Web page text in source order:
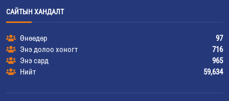
САЙТЫН ХАНДАЛТ
Өнөөдөр
97
Энэ долоо хоногт
716
Энэ сард
965
Нийт
59,634